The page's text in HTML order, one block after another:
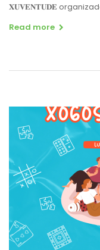
𝐗𝐔𝐕𝐄𝐍𝐓𝐔𝐃𝐄 organizada
Read more